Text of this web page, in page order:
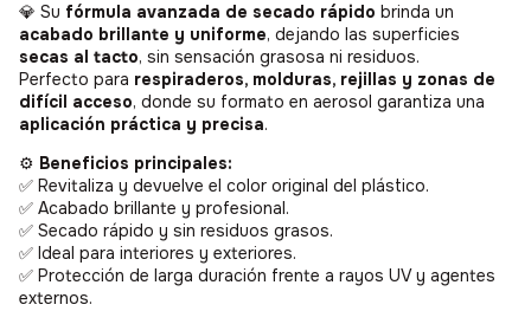
💎 Su fórmula avanzada de secado rápido brinda un
acabado brillante y uniforme, dejando las superficies
secas al tacto, sin sensación grasosa ni residuos.
Perfecto para respiraderos, molduras, rejillas y zonas de
difícil acceso, donde su formato en aerosol garantiza una
aplicación práctica y precisa.
⚙️ Beneficios principales:
✅ Revitaliza y devuelve el color original del plástico.
✅ Acabado brillante y profesional.
✅ Secado rápido y sin residuos grasos.
✅ Ideal para interiores y exteriores.
✅ Protección de larga duración frente a rayos UV y agentes
externos.